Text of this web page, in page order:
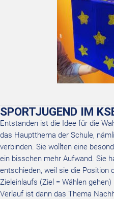
SPORTJUGEND IM
Entstanden ist die Idee für die
das Hauptthema der Schule,
verbinden. Sie wollten eine
ein bisschen mehr Aufwand. Sie
entschieden, weil sie die Position
Zieleinlaufs (Ziel = Wählen
Verlauf ist dann das Thema